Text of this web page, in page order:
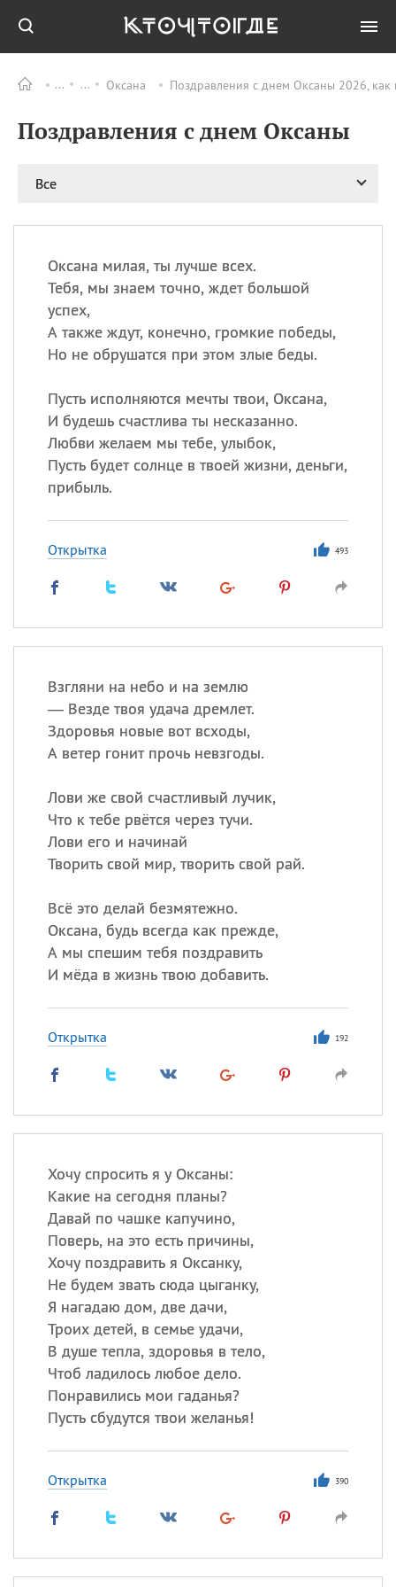
Оксана Поздравления с днем Оксаны 2026, как
Поздравления с днем Оксаны
Все
Оксана милая, ты лучше всех.
Тебя, мы знаем точно, ждет большой
успех,
А также ждут, конечно, громкие победы,
Но не обрушатся при этом злые беды.
Пусть исполняются мечты твои, Оксана,
И будешь счастлива ты несказанно.
Любви желаем мы тебе, улыбок,
Пусть будет солнце в твоей жизни, деньги,
прибыль.
Открытка 493
Взгляни на небо и на землю
— Везде твоя удача дремлет.
Здоровья новые вот всходы,
А ветер гонит прочь невзгоды.
Лови же свой счастливый лучик,
Что к тебе рвётся через тучи.
Лови его и начинай
Творить свой мир, творить свой рай.
Всё это делай безмятежно.
Оксана, будь всегда как прежде,
А мы спешим тебя поздравить
И мёда в жизнь твою добавить.
Открытка 192
Хочу спросить я у Оксаны:
Какие на сегодня планы?
Давай по чашке капучино,
Поверь, на это есть причины,
Хочу поздравить я Оксанку,
Не будем звать сюда цыганку,
Я нагадаю дом, две дачи,
Троих детей, в семье удачи,
В душе тепла, здоровья в тело,
Чтоб ладилось любое дело.
Понравились мои гаданья?
Пусть сбудутся твои желанья!
Открытка 390
ПРАЗДНИКИ Все
08.08 День «Счастье
День мира в Аугсбурге
великомученика
Пантелеймона –
покровителя всех
больных
09.08 День книголюбов (Book
ИМЕНА
Сегодня празднуют именины
Александр,Макар